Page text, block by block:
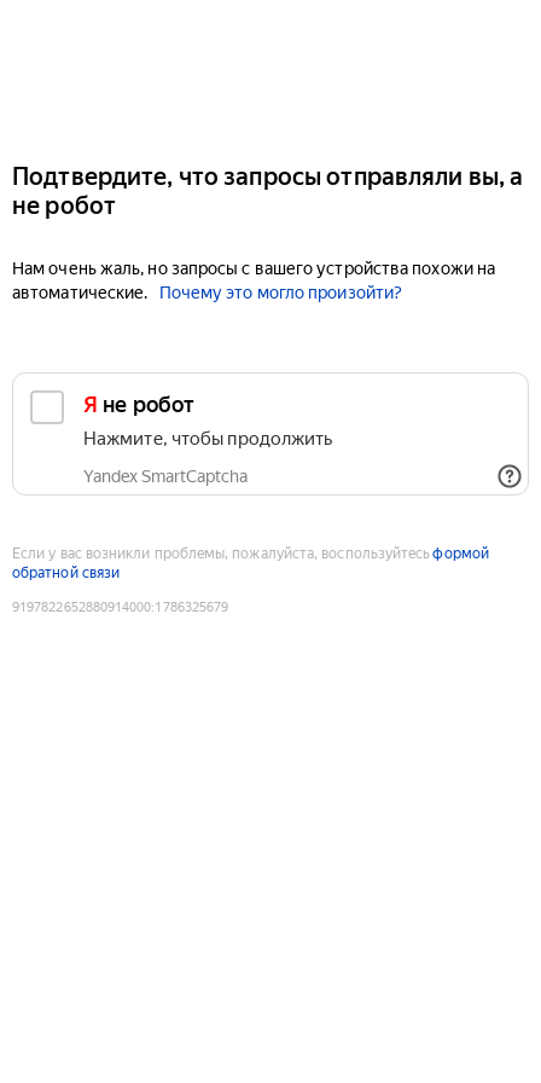
Подтвердите, что запросы отправляли вы, а
не робот
Нам очень жаль, но запросы с вашего устройства похожи на
автоматические.
Почему это могло произойти?
Я не робот
Нажмите, чтобы продолжить
Yandex SmartCaptcha
Если у вас возникли проблемы, пожалуйста, воспользуйтесьформой
обратной связи
9197822652880914000:1786325679